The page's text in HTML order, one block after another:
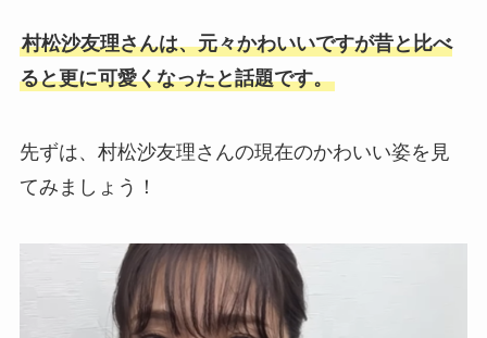
村松沙友理さんは、元々かわいいですが昔と比べ
ると更に可愛くなったと話題です。
先ずは、村松沙友理さんの現在のかわいい姿を見
てみましょう！